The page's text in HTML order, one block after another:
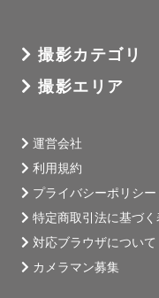
撮影カテゴリ
撮影エリア
運営会社
利用規約
プライバシーポリシー
特定商取引法に基づく
対応ブラウザについて
カメラマン募集